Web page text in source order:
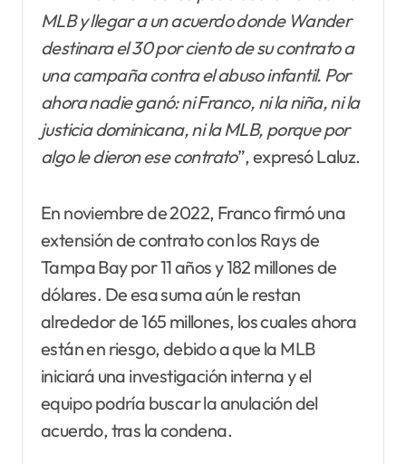
MLB y llegar a un acuerdo donde Wander
destinara el 30 por ciento de su contrato a
una campaña contra el abuso infantil. Por
ahora nadie ganó: ni Franco, ni la niña, ni la
justicia dominicana, ni la MLB, porque por
algo le dieron ese contrato”, expresó Laluz.
En noviembre de 2022, Franco firmó una
extensión de contrato con los Rays de
Tampa Bay por 11 años y 182 millones de
dólares. De esa suma aún le restan
alrededor de 165 millones, los cuales ahora
están en riesgo, debido a que la MLB
iniciará una investigación interna y el
equipo podría buscar la anulación del
acuerdo, tras la condena.